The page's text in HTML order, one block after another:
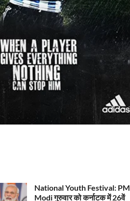
National Youth Festival: PM
Modi गुरुवार को कर्नाटक में 26वें